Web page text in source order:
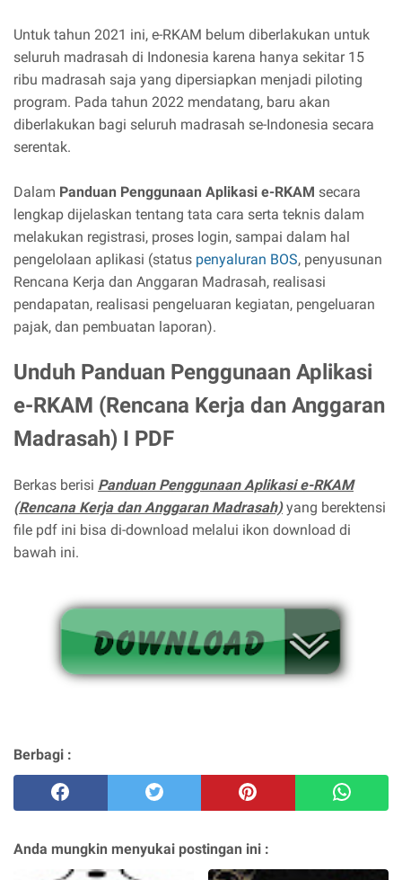
Untuk tahun 2021 ini, e-RKAM belum diberlakukan untuk
seluruh madrasah di Indonesia karena hanya sekitar 15
ribu madrasah saja yang dipersiapkan menjadi piloting
program. Pada tahun 2022 mendatang, baru akan
diberlakukan bagi seluruh madrasah se-Indonesia secara
serentak.
Dalam Panduan Penggunaan Aplikasi e-RKAM secara
lengkap dijelaskan tentang tata cara serta teknis dalam
melakukan registrasi, proses login, sampai dalam hal
pengelolaan aplikasi (status penyaluran BOS, penyusunan
Rencana Kerja dan Anggaran Madrasah, realisasi
pendapatan, realisasi pengeluaran kegiatan, pengeluaran
pajak, dan pembuatan laporan).
Unduh Panduan Penggunaan Aplikasi
e-RKAM (Rencana Kerja dan Anggaran
Madrasah) I PDF
Berkas berisi Panduan Penggunaan Aplikasi e-RKAM
(Rencana Kerja dan Anggaran Madrasah)yang berektensi
file pdf ini bisa di-download melalui ikon download di
bawah ini.
Berbagi :
Anda mungkin menyukai postingan ini :